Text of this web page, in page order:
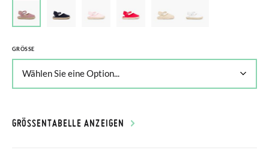
GRÖSSE
GRÖSSENTABELLE ANZEIGEN